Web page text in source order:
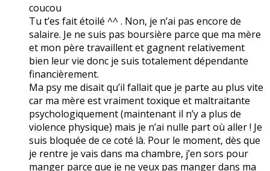
coucou
Tu t’es fait étoilé ^^ . Non, je n’ai pas encore de
salaire. Je ne suis pas boursière parce que ma mère
et mon père travaillent et gagnent relativement
bien leur vie donc je suis totalement dépendante
financièrement.
Ma psy me disait qu’il fallait que je parte au plus vite
car ma mère est vraiment toxique et maltraitante
psychologiquement (maintenant il n’y a plus de
violence physique) mais je n’ai nulle part où aller ! Je
suis bloquée de ce coté là. Pour le moment, dès que
je rentre je vais dans ma chambre, j’en sors pour
manger parce que je ne veux pas manger dans ma